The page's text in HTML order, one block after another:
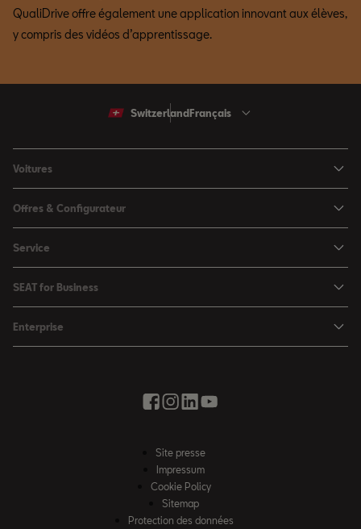
QualiDrive offre également une application innovant aux élèves,
y compris des vidéos d’apprentissage.
Switzerland Français
Voitures
Ibiza
Leon
Leon Sportstourer
Ateca
Offres & Configurateur
Offres
Catalogues & les listes de prix
SEAT Occasion Plus
Boutique d'accessoires
Service
SEAT Service
Accessoires automobiles
SEAT for Business
Offres
Enterprise
Vous faire avancer avec SEAT
Loi sur l’esclavage moderne
Site presse
Impressum
Cookie Policy
Sitemap
Protection des données